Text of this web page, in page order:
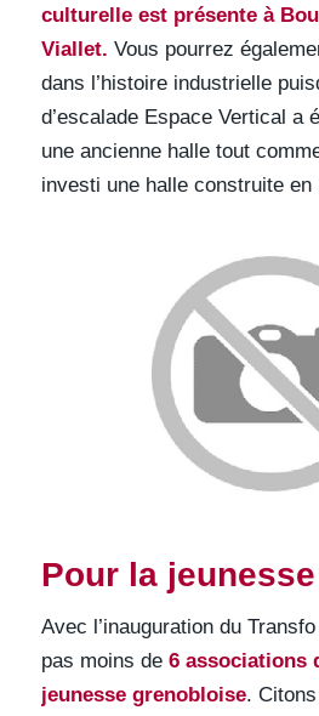
culturelle est présente à
Viallet. Vous pourrez
dans l’histoire industrielle
d’escalade Espace Vertical a
une ancienne halle tout
investi une halle construite en
Pour la jeunesse
Avec l’inauguration du
pas moins de 6 associations
jeunesse grenobloise.